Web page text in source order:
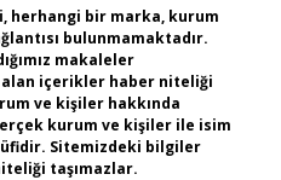
herhangi bir marka, kurum
bulunmamaktadır.
makaleler
alan içerikler haber niteliği
ve kişiler hakkında
kurum ve kişiler ile isim
Sitemizdeki bilgiler
taşımazlar.